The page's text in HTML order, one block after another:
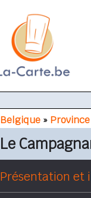
Belgique »
Le
Présentation et